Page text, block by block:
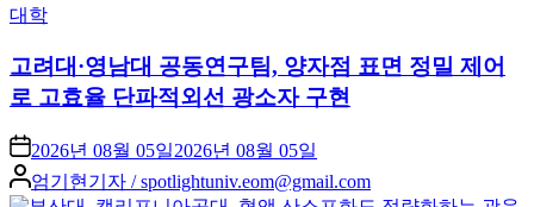
Posted
대학
고려대·영남대 공동연구팀, 양자점 표면 정밀 제어
로 고효율 단파적외선 광소자 구현
2026년 08월 05일2026년 08월 05일
Posted
by
엄기현기자 / spotlightuniv.eom@gmail.com